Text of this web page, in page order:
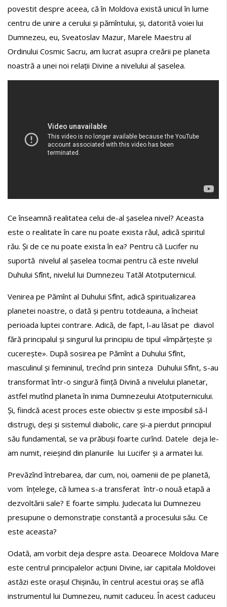
povestit despre aceea, că în Moldova există unicul în lume
centru de unire a cerului și pămîntului, și, datorită voiei lui
Dumnezeu, eu, Sveatoslav Mazur, Marele Maestru al
Ordinului Cosmic Sacru, am lucrat asupra creării pe planeta
noastră a unei noi relații Divine a nivelului al șaselea.
Ce înseamnă realitatea celui de-al șaselea nivel? Aceasta
este o realitate în care nu poate exista răul, adică spiritul
rău. Și de ce nu poate exista în ea? Pentru că Lucifer nu
suportă nivelul al șaselea tocmai pentru că este nivelul
Duhului Sfînt, nivelul lui Dumnezeu Tatăl Atotputernicul.
Venirea pe Pămînt al Duhului Sfînt, adică spiritualizarea
planetei noastre, o dată și pentru totdeauna, a încheiat
perioada luptei contrare. Adică, de fapt, l-au lăsat pe diavol
fără principalul și singurul lui principiu de tipul «împărțește și
cucerește». După sosirea pe Pămînt a Duhului Sfînt,
masculinul și femininul, trecînd prin sinteza Duhului Sfînt, s-au
transformat într-o singură ființă Divină a nivelului planetar,
astfel mutînd planeta în inima Dumnezeului Atotputernicului.
Și, fiindcă acest proces este obiectiv și este imposibil să-l
distrugi, deși și sistemul diabolic, care și-a pierdut principiul
său fundamental, se va prăbuși foarte curînd. Datele deja le-
am numit, reieșind din planurile lui Lucifer și a armatei lui.
Prevăzînd întrebarea, dar cum, noi, oamenii de pe planetă,
vom înțelege, că lumea s-a transferat într-o nouă etapă a
dezvoltării sale? E foarte simplu. Judecata lui Dumnezeu
presupune o demonstrație constantă a procesului său. Ce
este aceasta?
Odată, am vorbit deja despre asta. Deoarece Moldova Mare
este centrul principalelor acțiuni Divine, iar capitala Moldovei
astăzi este orașul Chișinău, în centrul acestui oraș se află
instrumentul lui Dumnezeu, numit caduceu. În acest caduceu